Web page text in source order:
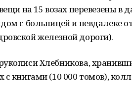
на 15 возах перевезены в
с больницей и невдалеке
железной дороги).
Хлебникова,
с книгами (10 000 томов),